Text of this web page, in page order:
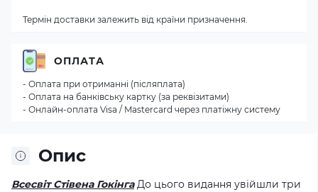
Опис
Всесвіт Стівена ГокінгаДо цього видання увійшли три
Термін доставки залежить від країни призначення.
ОПЛАТА
- Оплата при отриманні (післяплата)
- Оплата на банківську картку (за реквізитами)
- Онлайн-оплата Visa / Mastercard через платіжну систему